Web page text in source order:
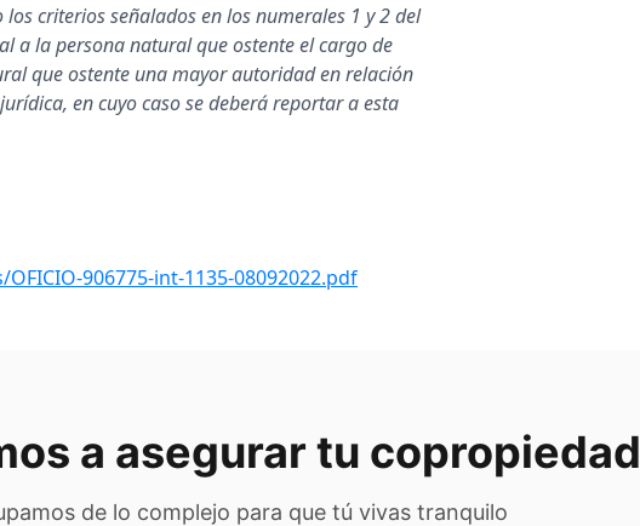
criterios señalados en los numerales 1 y 2 del
a la persona natural que ostente el cargo de
que ostente una mayor autoridad en relación
en cuyo caso se deberá reportar a esta
906775-int-1135-08092022.pdf
a asegurar tu copropiedad
de lo complejo para que tú vivas tranquilo